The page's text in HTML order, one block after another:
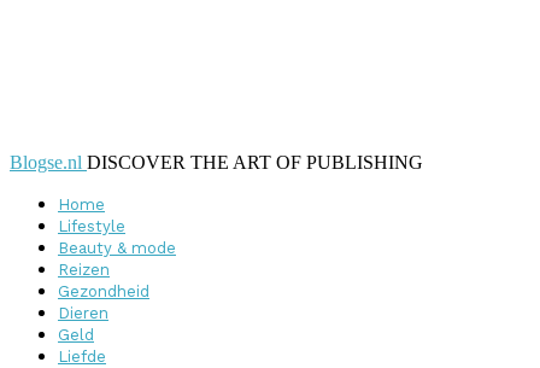
Blogse.nl DISCOVER THE ART OF PUBLISHING
Home
Lifestyle
Beauty & mode
Reizen
Gezondheid
Dieren
Geld
Liefde